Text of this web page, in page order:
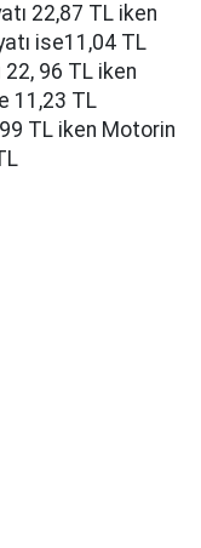
22,87 TL iken
ise11,04 TL
96 TL iken
11,23 TL
TL iken Motorin